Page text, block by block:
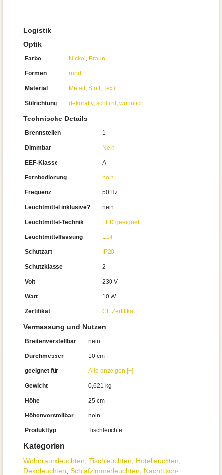
Kategorien
Wohnraum­leuchten Tisch­leuchten Hotelleuchten
Dekoleuchten Schlafzimmer­leuchten
Nachttisch­
Logistik
Optik
Farbe Nickel , Braun
Formen rund
Material Metall , Stoff, Textil
Stilrichtung dekorativ, schlicht, wohnlich
Technische Details
Brennstellen 1
Dimmbar Nein
EEF-Klasse A
Fernbedienung nein
Frequenz 50 Hz
Leuchtmittel inklusive? nein
Leuchtmittel-Technik LED geeignet
Leuchtmittelfassung E14
Schutzart IP20
Schutzklasse 2
Volt 230 V
Watt 10 W
Zertifikat CE Zertifikat
Vermassung und Nutzen
Breitenverstellbar nein
Durchmesser 10 cm
geeignet für Alle anzeigen [+]
Gewicht 0,621 kg
Höhe 25 cm
Höhenverstellbar nein
Produkttyp Tischleuchte